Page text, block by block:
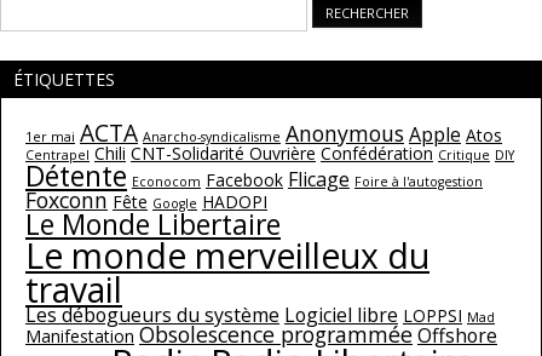
ÉTIQUETTES
1er mai ACTA Anarcho-syndicalisme AnonymousApple Atos
Centrapel Chili CNT-Solidarité Ouvrière Confédération Critique DIY
Détente Econocom Facebook Flicage Foire à l'autogestion
Foxconn Fête Google HADOPI
Le Monde Libertaire
Le monde merveilleux du
travail
Les débogueurs du système Logiciel libre LOPPSI Mad
Manifestation Obsolescence programméeOffshore